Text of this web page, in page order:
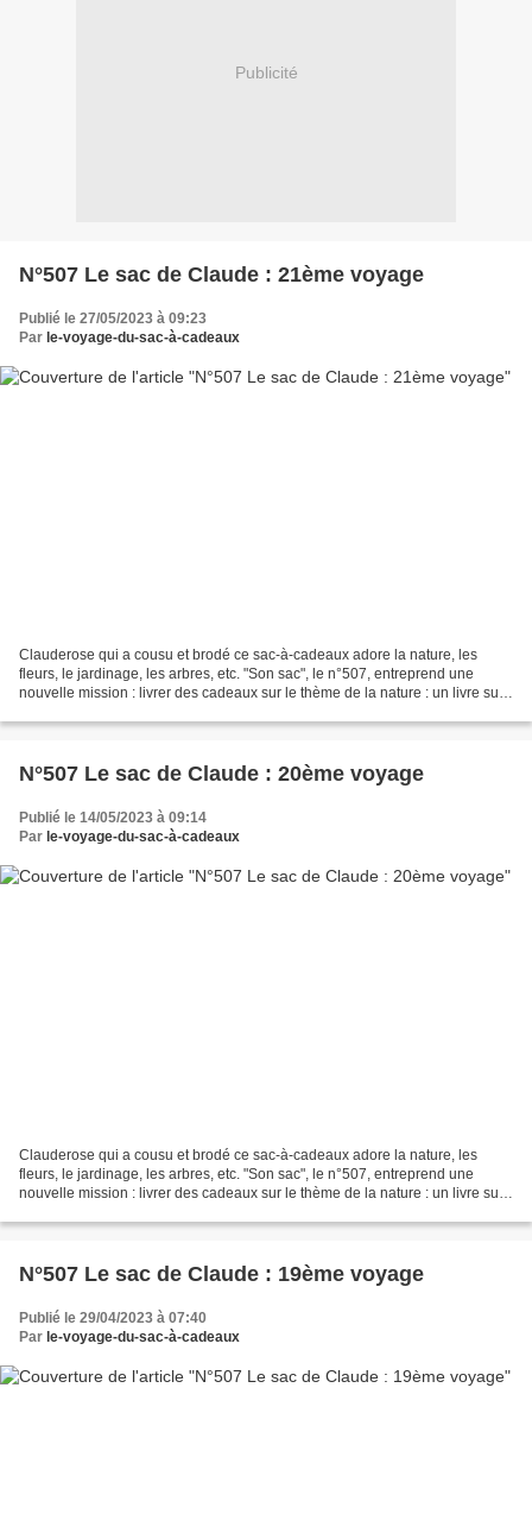
Publicité
N°507 Le sac de Claude : 21ème voyage
Publié le 27/05/2023 à 09:23
Par le-voyage-du-sac-à-cadeaux
Clauderose qui a cousu et brodé ce sac-à-cadeaux adore la nature, les
fleurs, le jardinage, les arbres, etc. "Son sac", le n°507, entreprend une
nouvelle mission : livrer des cadeaux sur le thème de la nature : un livre sur
N°507 Le sac de Claude : 20ème voyage
Publié le 14/05/2023 à 09:14
Par le-voyage-du-sac-à-cadeaux
Clauderose qui a cousu et brodé ce sac-à-cadeaux adore la nature, les
fleurs, le jardinage, les arbres, etc. "Son sac", le n°507, entreprend une
nouvelle mission : livrer des cadeaux sur le thème de la nature : un livre sur
N°507 Le sac de Claude : 19ème voyage
Publié le 29/04/2023 à 07:40
Par le-voyage-du-sac-à-cadeaux